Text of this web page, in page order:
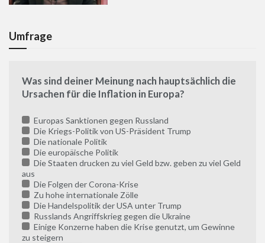
Umfrage
Was sind deiner Meinung nach hauptsächlich die
Ursachen für die Inflation in Europa?
Europas Sanktionen gegen Russland
Die Kriegs-Politik von US-Präsident Trump
Die nationale Politik
Die europäische Politik
Die Staaten drucken zu viel Geld bzw. geben zu viel Geld
aus
Die Folgen der Corona-Krise
Zu hohe internationale Zölle
Die Handelspolitik der USA unter Trump
Russlands Angriffskrieg gegen die Ukraine
Einige Konzerne haben die Krise genutzt, um Gewinne
zu steigern